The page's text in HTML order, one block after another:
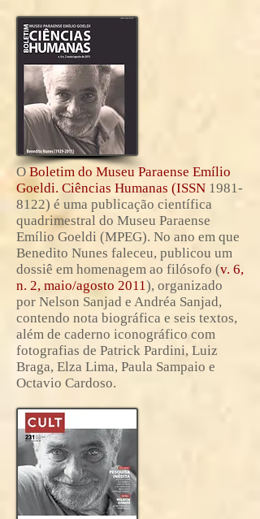
OBoletim do Museu Paraense Emílio
Goeldi. Ciências Humanas (ISSN 1981-
8122) é uma publicação científica
quadrimestral do Museu Paraense
Emílio Goeldi (MPEG). No ano em que
Benedito Nunes faleceu, publicou um
dossiê em homenagem ao filósofo (v. 6,
n. 2, maio/agosto 2011), organizado
por Nelson Sanjad e Andréa Sanjad,
contendo nota biográfica e seis textos,
além de caderno iconográfico com
fotografias de Patrick Pardini, Luiz
Braga, Elza Lima, Paula Sampaio e
Octavio Cardoso.